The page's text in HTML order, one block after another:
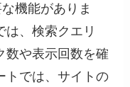
機能がありま
は、検索クエリ
数や表示回数を確
トでは、サイトの